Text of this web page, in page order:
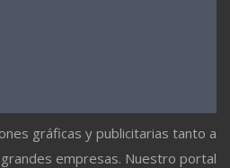
gráficas y publicitarias tanto a
empresas. Nuestro portal